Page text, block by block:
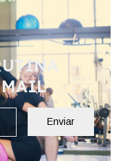
MAIL